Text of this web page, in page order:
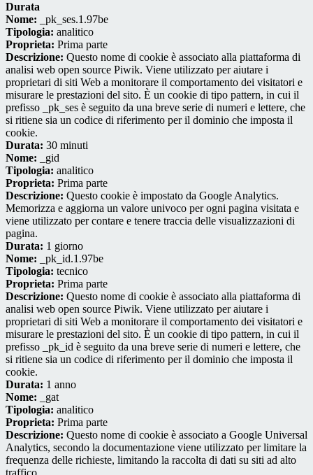
Durata
Nome: _pk_ses.1.97be
Tipologia: analitico
Proprieta: Prima parte
Descrizione: Questo nome di cookie è associato alla piattaforma di
analisi web open source Piwik. Viene utilizzato per aiutare i
proprietari di siti Web a monitorare il comportamento dei visitatori e
misurare le prestazioni del sito. È un cookie di tipo pattern, in cui il
prefisso _pk_ses è seguito da una breve serie di numeri e lettere, che
si ritiene sia un codice di riferimento per il dominio che imposta il
cookie.
Durata: 30 minuti
Nome: _gid
Tipologia: analitico
Proprieta: Prima parte
Descrizione: Questo cookie è impostato da Google Analytics.
Memorizza e aggiorna un valore univoco per ogni pagina visitata e
viene utilizzato per contare e tenere traccia delle visualizzazioni di
pagina.
Durata: 1 giorno
Nome: _pk_id.1.97be
Tipologia: tecnico
Proprieta: Prima parte
Descrizione: Questo nome di cookie è associato alla piattaforma di
analisi web open source Piwik. Viene utilizzato per aiutare i
proprietari di siti Web a monitorare il comportamento dei visitatori e
misurare le prestazioni del sito. È un cookie di tipo pattern, in cui il
prefisso _pk_id è seguito da una breve serie di numeri e lettere, che
si ritiene sia un codice di riferimento per il dominio che imposta il
cookie.
Durata: 1 anno
Nome: _gat
Tipologia: analitico
Proprieta: Prima parte
Descrizione: Questo nome di cookie è associato a Google Universal
Analytics, secondo la documentazione viene utilizzato per limitare la
frequenza delle richieste, limitando la raccolta di dati su siti ad alto